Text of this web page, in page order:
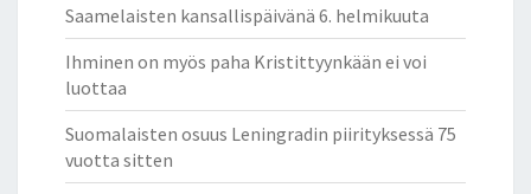
Saamelaisten kansallispäivänä 6. helmikuuta
Ihminen on myös paha Kristittyynkään ei voi
luottaa
Suomalaisten osuus Leningradin piirityksessä 75
vuotta sitten